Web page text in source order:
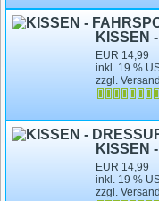
EUR 14,99
inkl. 19 %
zzgl.
EUR 14,99
inkl. 19 %
zzgl.